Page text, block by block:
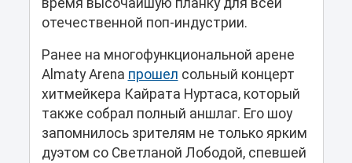
отечественной поп-индустрии.
Ранее на многофункциональной арене
Almaty Arena прошел сольный концерт
хитмейкера Кайрата Нуртаса, который
также собрал полный аншлаг. Его шоу
запомнилось зрителям не только ярким
дуэтом со Светланой Лободой, спевшей